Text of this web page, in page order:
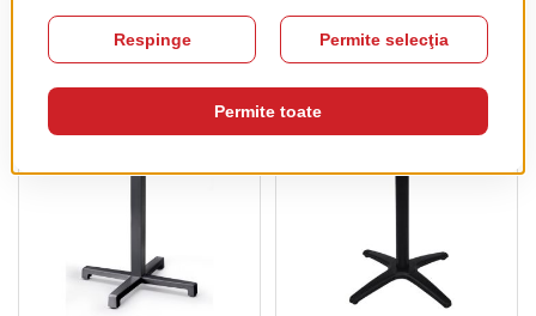
PRODUSE COMPLEMENTARE